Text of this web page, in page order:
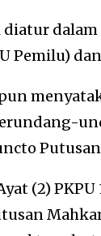
Pemilu)
(2)